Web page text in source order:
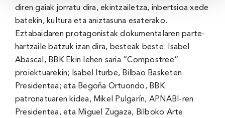
diren gaiak jorratu dira, ekintzailetza, inbertsioa xede
batekin, kultura eta aniztasuna esaterako.
Eztabaidaren protagonistak dokumentalaren parte-
hartzaile batzuk izan dira, besteak beste: Isabel
Abascal, BBK Ekin lehen saria “Compostree”
proiektuarekin; Isabel Iturbe, Bilbao Basketen
Presidentea; eta Begoña Ortuondo, BBK
patronatuaren kidea, Mikel Pulgarín, APNABI-ren
Presidentea, eta Miguel Zugaza, Bilboko Arte